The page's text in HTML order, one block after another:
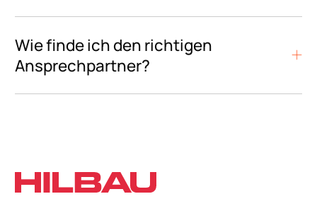
Wie finde ich den richtigen
Ansprechpartner?